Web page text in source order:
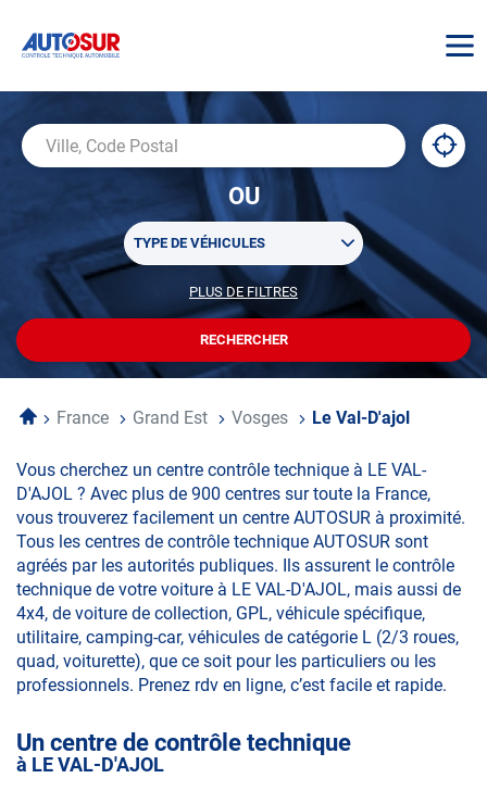
Code
Postal
À
,
OU
Sélectionner
un
plusieurs
recherche
TYPE DE VÉHICULES
PLUS DE FILTRES
POUR
PERSONNALISER
VOTRE
RECHERCHE
RECHERCHER
UN
CENTRE
AUTOSUR
AccueilFrance Grand Est Vosges Le Val-D'ajol
Vous cherchez un centre contrôle technique à LE VAL-
D'AJOL ? Avec plus de 900 centres sur toute la France,
vous trouverez facilement un centre AUTOSUR à proximité.
Tous les centres de contrôle technique AUTOSUR sont
agréés par les autorités publiques. Ils assurent le contrôle
technique de votre voiture à LE VAL-D'AJOL, mais aussi de
4x4, de voiture de collection, GPL, véhicule spécifique,
utilitaire, camping-car, véhicules de catégorie L (2/3 roues,
quad, voiturette), que ce soit pour les particuliers ou les
professionnels. Prenez rdv en ligne, c’est facile et rapide.
Un centre de contrôle technique
à LE VAL-D'AJOL